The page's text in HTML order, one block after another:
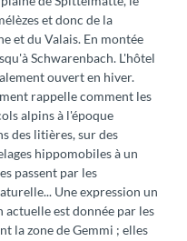
et donc de la
et du Valais. En montée
Schwarenbach. L'hôtel
ouvert en hiver.
rappelle comment les
alpins à l'époque
des litières, sur des
hippomobiles à un
passent par les
Une expression un
est donnée par les
la zone de Gemmi ; elles